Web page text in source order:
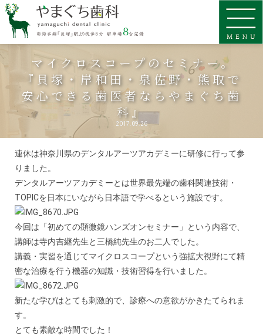
マイクロスコープのセミナー。
『貝塚・岸和田・泉佐野・熊取で
安心できる歯医者ならやまぐち歯
科』
2017.09.26
連休は神奈川県のデンタルアーツアカデミーに研修に行って参
りました。
デンタルアーツアカデミーとは世界最先端の歯科関連技術・
TOPICを日本にいながら日本語で学べるという施設です。
今回は「初めての顕微鏡ハンズオンセミナー」という内容で、
講師は寺内吉継先生と三橋純先生のお二人でした。
講義・実習を通じてマイクロスコープという強拡大視野にて精
密な治療を行う機器の知識・技術習得を行いました。
新たな学びはとても刺激的で、診療への意欲がかきたてられま
す。
とても素敵な時間でした！